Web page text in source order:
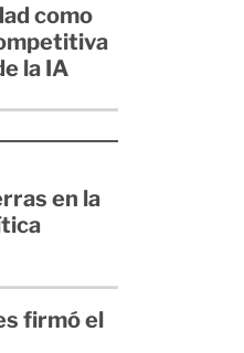
como
la IA
en la
firmó el